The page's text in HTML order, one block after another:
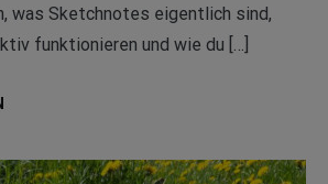
was Sketchnotes eigentlich sind,
funktionieren und wie du […]